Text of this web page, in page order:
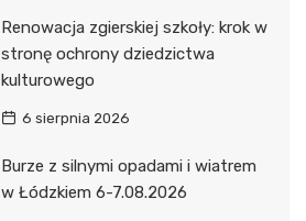
Renowacja zgierskiej szkoły: krok w
stronę ochrony dziedzictwa
kulturowego
6 sierpnia 2026
Burze z silnymi opadami i wiatrem
w Łódzkiem 6-7.08.2026